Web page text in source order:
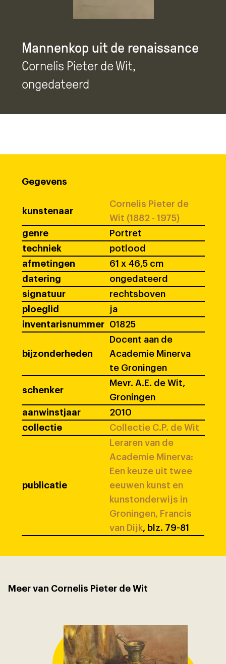
Mannenkop uit de renaissance
Cornelis Pieter de Wit,
ongedateerd
Gegevens
kunstenaar
Cornelis Pieter de
Wit (1882 - 1975)
genre
Portret
techniek
potlood
afmetingen
61 x 46,5 cm
datering
ongedateerd
signatuur
rechtsboven
ploeglid
ja
inventarisnummer
01825
bijzonderheden
Docent aan de
Academie Minerva
te Groningen
schenker
Mevr. A.E. de Wit,
Groningen
aanwinstjaar
2010
collectie
Collectie C.P. de Wit
publicatie
Leraren van de
Academie Minerva:
Een keuze uit twee
eeuwen kunst en
kunstonderwijs in
Groningen, Francis
van Dijk, blz. 79-81
Meer van Cornelis Pieter de Wit